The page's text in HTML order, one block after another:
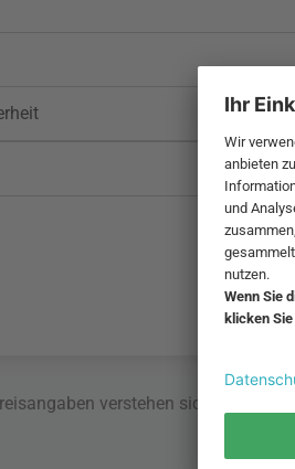
verstehen sich inklusive